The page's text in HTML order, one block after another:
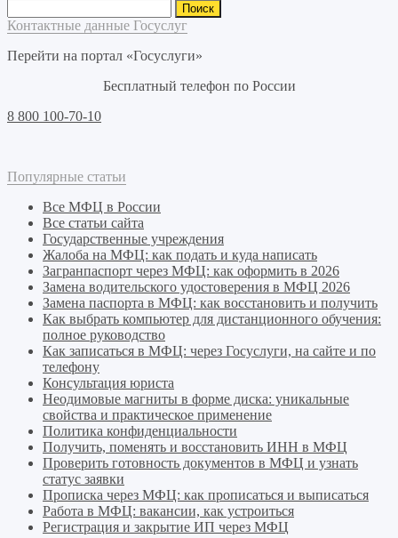
Контактные данные Госуслуг
Перейти на портал «Госуслуги»
Бесплатный телефон по России
8 800 100-70-10
Популярные статьи
Все МФЦ в России
Все статьи сайта
Государственные учреждения
Жалоба на МФЦ: как подать и куда написать
Загранпаспорт через МФЦ: как оформить в 2026
Замена водительского удостоверения в МФЦ 2026
Замена паспорта в МФЦ: как восстановить и получить
Как выбрать компьютер для дистанционного обучения:
полное руководство
Как записаться в МФЦ: через Госуслуги, на сайте и по
телефону
Консультация юриста
Неодимовые магниты в форме диска: уникальные
свойства и практическое применение
Политика конфиденциальности
Получить, поменять и восстановить ИНН в МФЦ
Проверить готовность документов в МФЦ и узнать
статус заявки
Прописка через МФЦ: как прописаться и выписаться
Работа в МФЦ: вакансии, как устроиться
Регистрация и закрытие ИП через МФЦ